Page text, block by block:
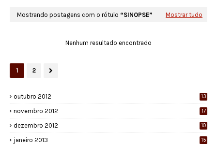
Mostrando postagens com o rótulo SINOPSE Mostrar tudo
Nenhum resultado encontrado
1 2
outubro 2012 13
novembro 2012 17
dezembro 2012 10
janeiro 2013 15